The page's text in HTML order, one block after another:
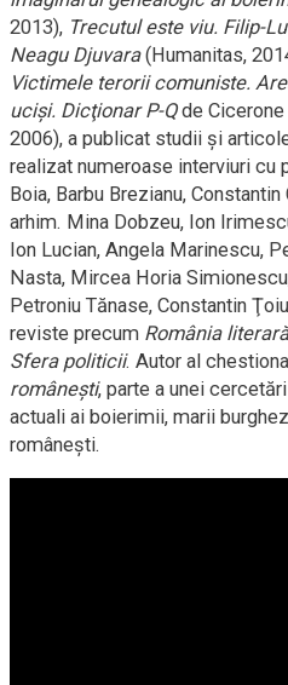
2013), Trecutul este viu. Filip-
Neagu Djuvara(Humanitas,
Victimele terorii comuniste.
ucişi. Dicţionar P-Qde
2006), a publicat studii şi
realizat numeroase interviuri cu
Boia, Barbu Brezianu,
arhim. Mina Dobzeu, Ion
Ion Lucian, Angela Marinescu,
Nasta, Mircea Horia
Petroniu Tănase, Constantin
reviste precum România
Sfera politicii. Autor al
româneşti, parte a unei
actuali ai boierimii, marii
româneşti.